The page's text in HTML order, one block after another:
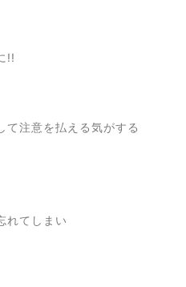
!!
注意を払える気がする
れてしまい